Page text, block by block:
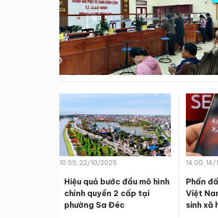
10:55, 22/10/2025
Hiệu quả bước đầu mô hình
chính quyền 2 cấp tại
phường Sa Đéc
14:00,
Phấn
Việt
sinh xã